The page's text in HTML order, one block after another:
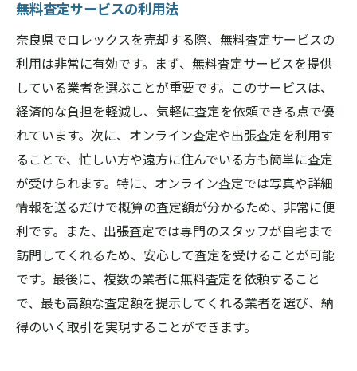
無料査定サービスの利用法
奈良県でロレックスを売却する際、無料査定サービスの
利用は非常に有効です。まず、無料査定サービスを提供
している業者を選ぶことが重要です。このサービスは、
経済的な負担を軽減し、気軽に査定を依頼できる点で優
れています。次に、オンライン査定や出張査定を利用す
ることで、忙しい方や遠方に住んでいる方も簡単に査定
が受けられます。特に、オンライン査定では写真や詳細
情報を送るだけで概算の査定額が分かるため、非常に便
利です。また、出張査定では専門のスタッフが自宅まで
訪問してくれるため、安心して査定を受けることが可能
です。最後に、複数の業者に無料査定を依頼すること
で、最も高額な査定額を提示してくれる業者を選び、納
得のいく取引を実現することができます。